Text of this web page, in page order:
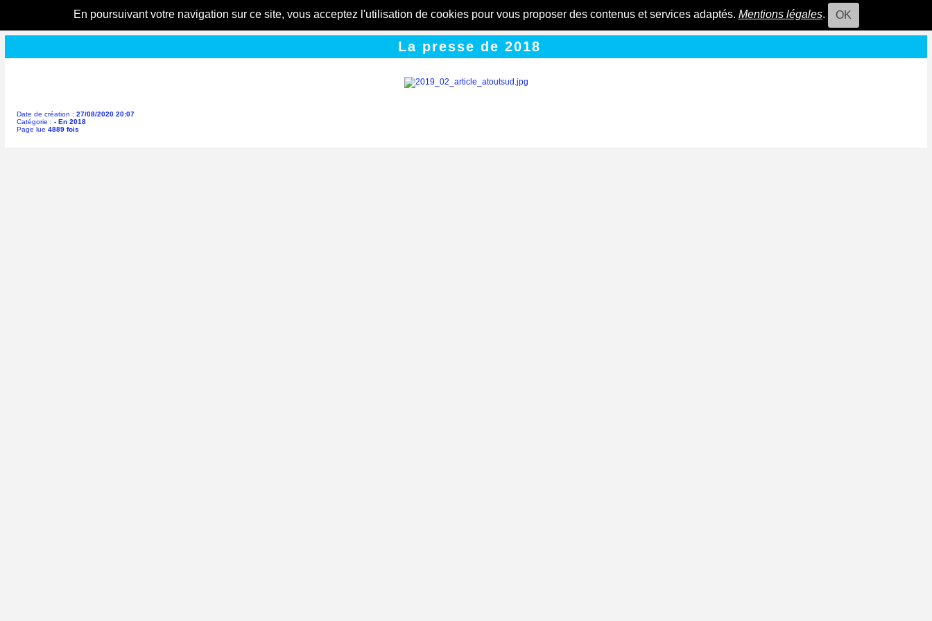
En poursuivant votre navigation sur ce site, vous acceptez l'utilisation de cookies pour vous proposer des contenus et services adaptés. Mentions légales. OK
La presse de 2018
Date de création : 27/08/2020 20:07
Catégorie : - En 2018
Page lue 4889 fois